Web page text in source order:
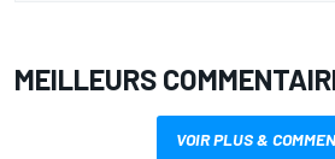
MEILLEURS
VOIR PLUS &